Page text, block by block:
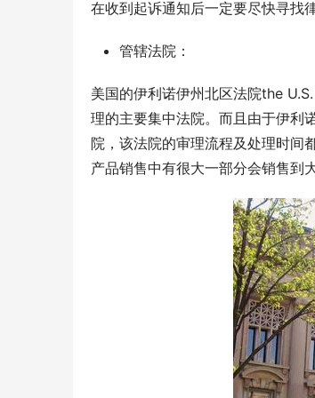
在收到起诉通知后一定要尽快寻找
管辖法院：
美国的伊利诺伊州北区法院the
理的主要集中法院。而且由于伊利
院，该法院的审理流程及处理时间
产品销售中有很大一部分会销售到